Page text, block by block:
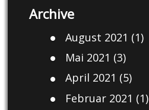
Archive
August 2021 (1)
Mai 2021 (3)
April 2021 (5)
Februar 2021 (1)